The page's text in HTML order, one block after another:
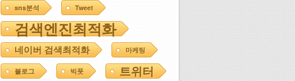
sns분석 Tweet
검색엔진최적화
네이버 검색최적화 마케팅
블로그 빅풋
트위터